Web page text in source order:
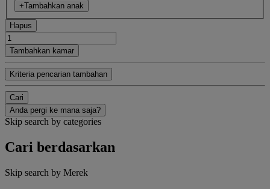
+Tambahkan anak
Hapus
Tambahkan kamar
Kriteria pencarian tambahan
Cari
Anda pergi ke mana saja?
Skip search by categories
Cari berdasarkan
Skip search by Merek